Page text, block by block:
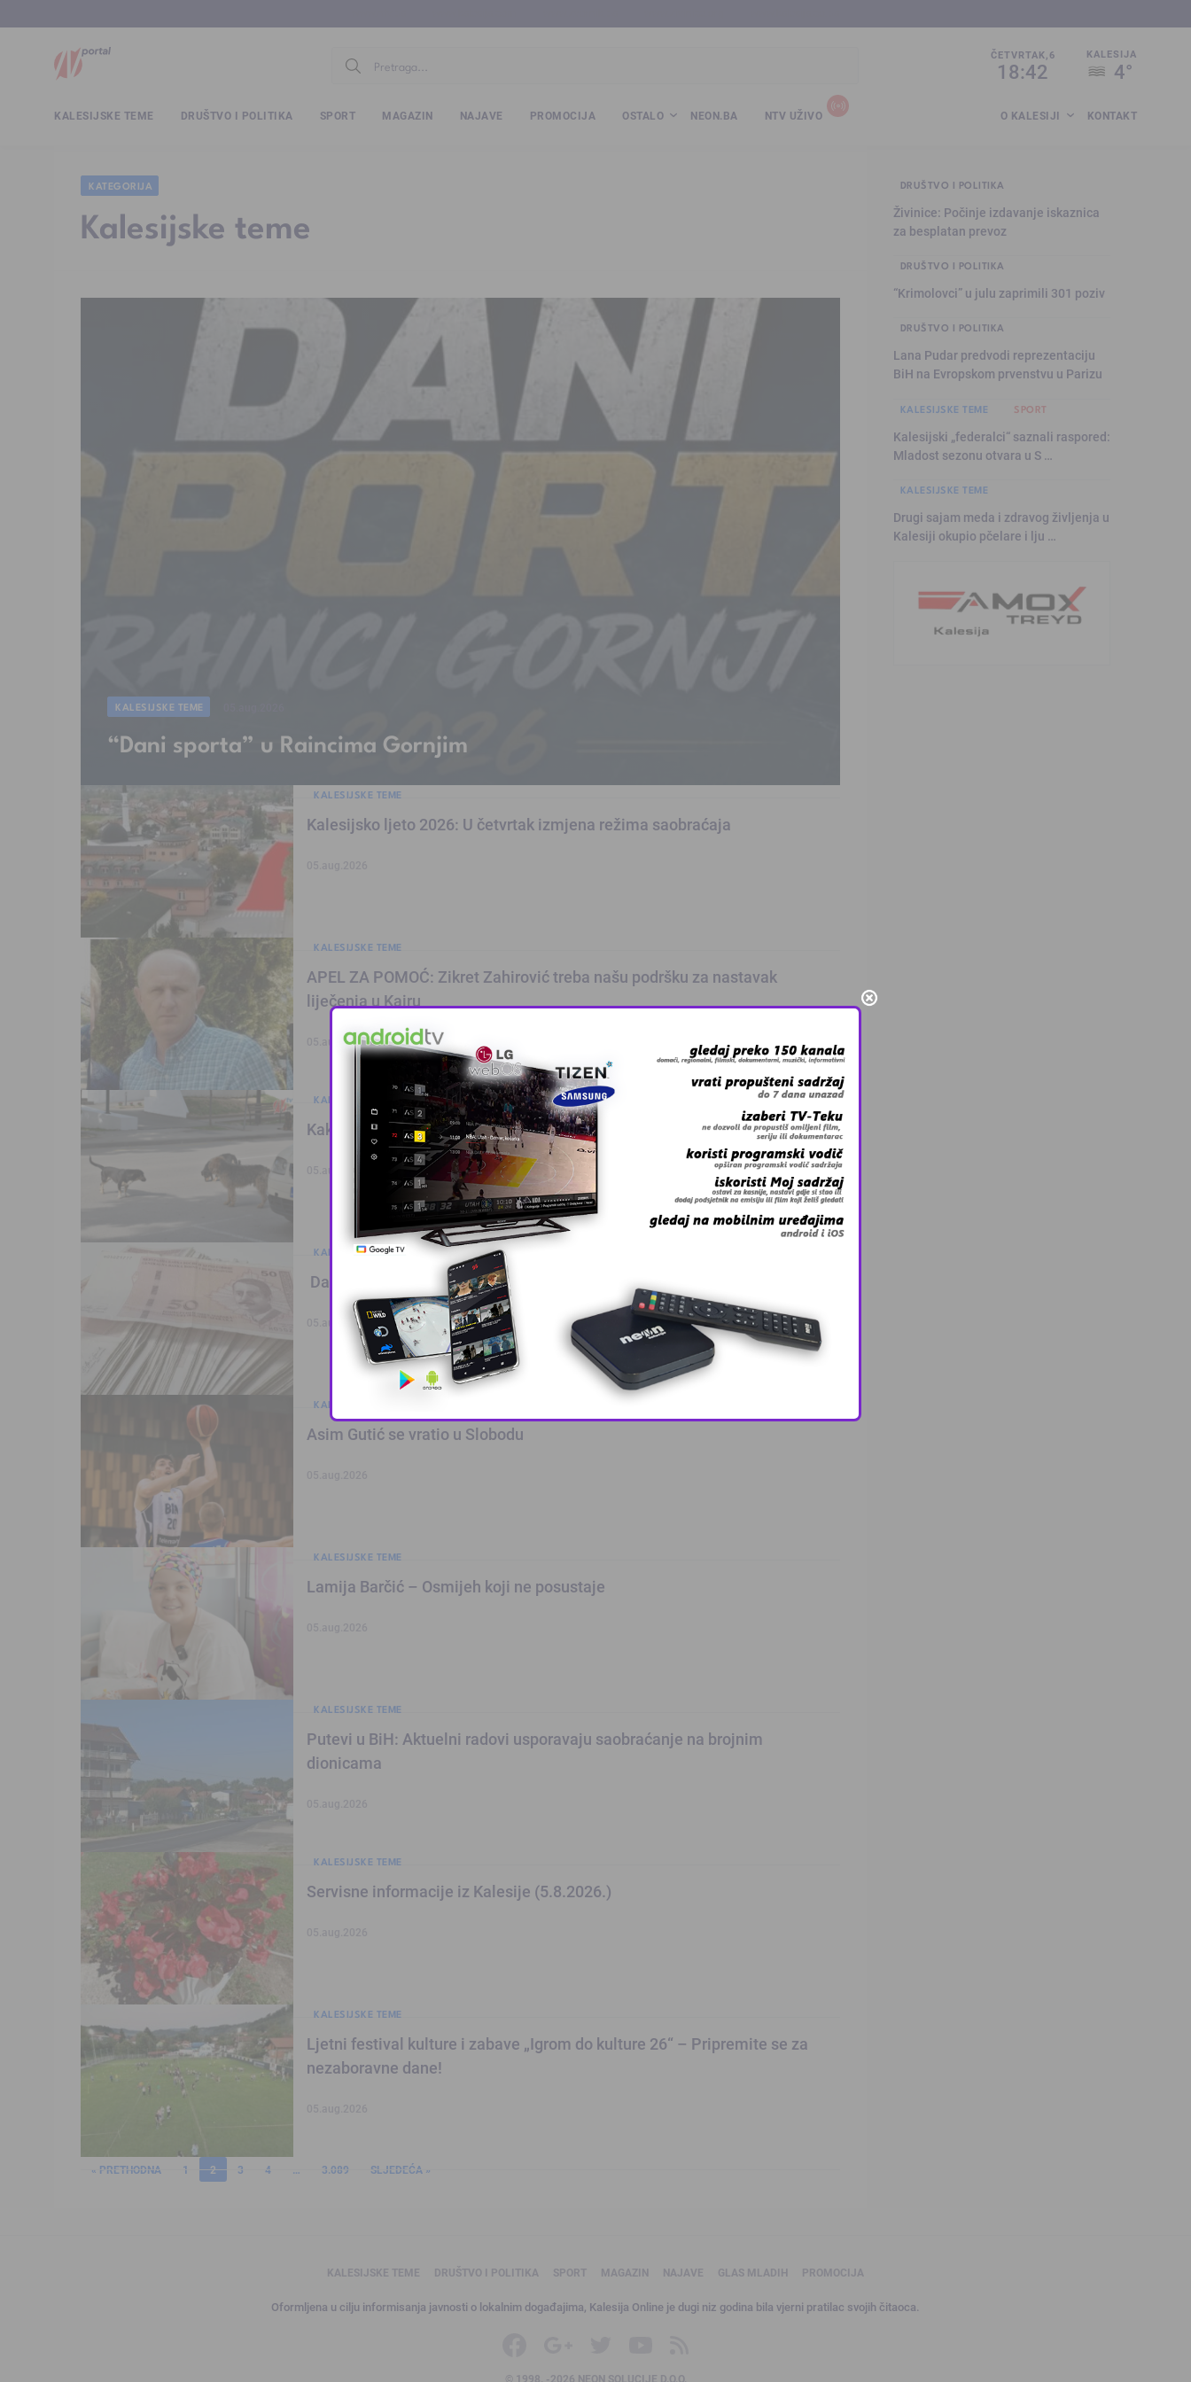
ČETVRTAK,6
18:42
KALESIJA
4°
KALESIJSKE TEME DRUŠTVO I POLITIKA SPORT MAGAZIN NAJAVE PROMOCIJA OSTALO NEON.BA NTV UŽIVO O KALESIJI KONTAKT
KATEGORIJA
Kalesijske teme
KALESIJSKE TEME
“Dani sporta” u Raincima Gornjim
KALESIJSKE TEME
Kalesijsko ljeto 2026: U četvrtak izmjena režima saobraćaja
KALESIJSKE TEME
APEL ZA POMOĆ: Zikret Zahirović treba našu podršku za nastavak
liječenja u Kairu
05.aug.2026
KALESIJSKE TEME
Kako naplatiti štetu kada vozilo oštete psi lutalice?
KALESIJSKE TEME
Danas počinje isplata uvećanih penzija za juli
05.aug.2026
KALESIJSKE TEME
Asim Gutić se vratio u Slobodu
KALESIJSKE TEME
Lamija Barčić – Osmijeh koji ne posustaje
KALESIJSKE TEME
Putevi u BiH: Aktuelni radovi usporavaju saobraćanje na brojnim
dionicama
KALESIJSKE TEME
Servisne informacije iz Kalesije (5.8.2026.)
KALESIJSKE TEME
Ljetni festival kulture i zabave „Igrom do kulture 26“ – Pripremite se za
nezaboravne dane!
« PRETHODNA 1 2 3 4 … 3.089 SLJEDEĆA »
DRUŠTVO I POLITIKA
Živinice: Počinje izdavanje iskaznica
za besplatan prevoz
DRUŠTVO I POLITIKA
“Krimolovci” u julu zaprimili 301 poziv
DRUŠTVO I POLITIKA
Lana Pudar predvodi reprezentaciju
BiH na Evropskom prvenstvu u Parizu
KALESIJSKE TEME SPORT
Kalesijski „federalci“ saznali raspored:
Mladost sezonu otvara u S …
KALESIJSKE TEME
Drugi sajam meda i zdravog življenja u
Kalesiji okupio pčelare i lju …
KALESIJSKE TEME DRUŠTVO I POLITIKA SPORT MAGAZIN NAJAVE GLAS MLADIH PROMOCIJA
Oformljena u cilju informisanja javnosti o lokalnim događajima, Kalesija Online je dugi niz godina bila vjerni pratilac svojih čitaoca.
© 1998. -2026 NEON SOLUCIJE D.O.O.
This popup will close in: